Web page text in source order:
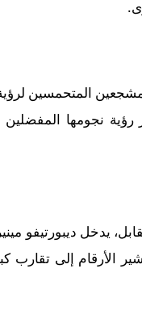
المتحمسين
رؤية نجومها
يدخل ديبورتيفو
الأرقام إلى تقارب